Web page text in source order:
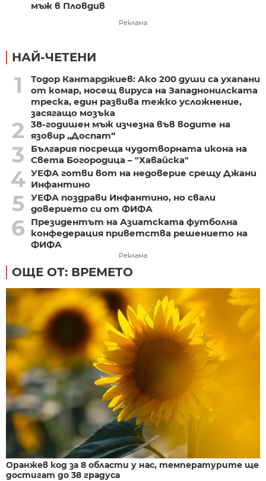
мъж в Пловдив
Реклама
НАЙ-ЧЕТЕНИ
1
Тодор Кантарджиев: Ако 200 души са ухапани
от комар, носещ вируса на Западнонилската
треска, един развива тежко усложнение,
засягащо мозъка
2
38-годишен мъж изчезна във водите на
язовир „Доспат“
3
България посреща чудотворната икона на
Света Богородица – "Хавайска"
4 УЕФА готви вот на недоверие срещу Джани
Инфантино
5 УЕФА поздрави Инфантино, но свали
доверието си от ФИФА
6
Президентът на Азиатската футболна
конфедерация приветства решението на
ФИФА
Реклама
ОЩЕ ОТ: ВРЕМЕТО
Оранжев код за 8 области у нас, температурите ще
достигат до 38 градуса